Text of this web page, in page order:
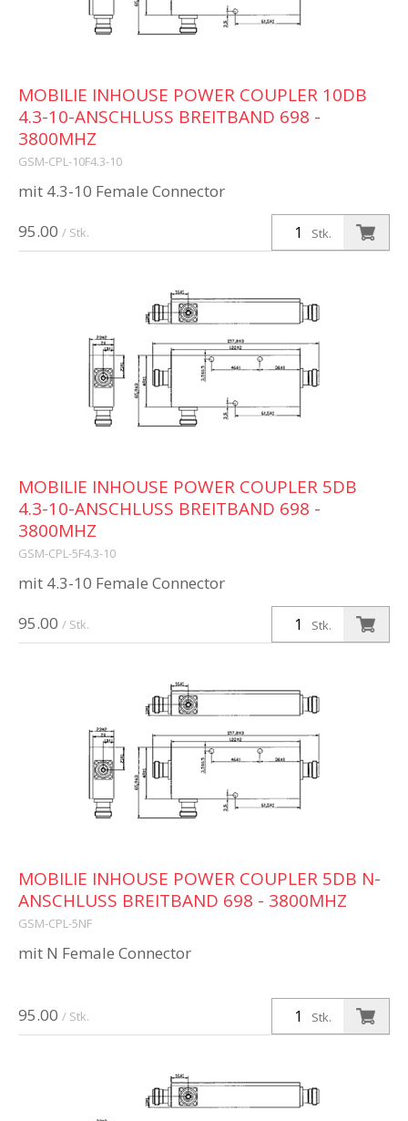
95.00 / Stk. Stk.
MOBILIE INHOUSE POWER COUPLER 10DB
4.3-10-ANSCHLUSS BREITBAND 698 -
3800MHZ
GSM-CPL-10F4.3-10
mit 4.3-10 Female Connector
95.00 / Stk. Stk.
MOBILIE INHOUSE POWER COUPLER 5DB
4.3-10-ANSCHLUSS BREITBAND 698 -
3800MHZ
GSM-CPL-5F4.3-10
mit 4.3-10 Female Connector
95.00 / Stk. Stk.
MOBILIE INHOUSE POWER COUPLER 5DB N-
ANSCHLUSS BREITBAND 698 - 3800MHZ
GSM-CPL-5NF
mit N Female Connector